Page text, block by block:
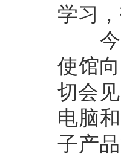
学习
今天
使馆
切会
电脑
子产